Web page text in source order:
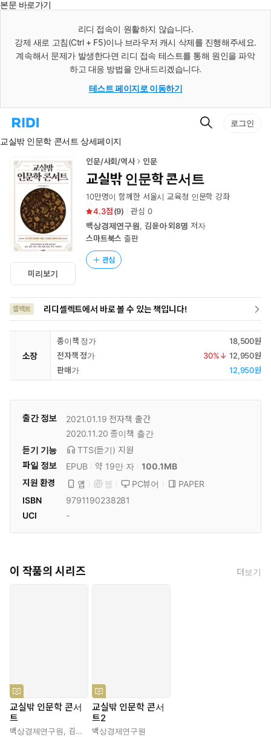
본문 바로가기
리디 접속이 원활하지 않습니다.
강제 새로 고침(Ctrl + F5)이나 브라우저 캐시 삭제를 진행해주세요.
계속해서 문제가 발생한다면 리디 접속 테스트를 통해 원인을 파악
하고 대응 방법을 안내드리겠습니다.
테스트 페이지로 이동하기
리
홈
로
이
동
검
로그인
교실밖 인문학 콘서트 상세페이지
미리보기
인문/사회/역사 인문
교실밖 인문학 콘서트
10만명이 함께한 서울시 교육청 인문학 강좌
4.3
(9) 관심 0
백상경제연구원, 김윤아 외8명 저자
스마트북스 출판
관심
셀렉트 리디셀렉트에서 바로 볼 수 있는 책입니다!
소장
종이책 정가
18,500원
전자책 정가
30%↓ 12,950원
판매가
12,950원
출간 정보 2021.01.19 전자책 출간
2020.11.20 종이책 출간
듣기 기능
TTS(듣기) 지원
파일 정보
EPUB 약 19만 자
100.1MB
지원 환경
앱 웹 PC뷰어
PAPER
ISBN
9791190238281
UCI
-
이 작품의 시리즈 더보기
교실밖 인문학 콘서
트
백상경제연구원, 김윤아 외8명
교실밖 인문학 콘서
트2
백상경제연구원